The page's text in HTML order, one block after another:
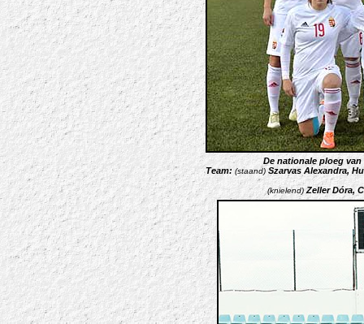
De nationale ploeg
Team: (staand)Szarvas Alexandra,
(knielend)Zeller Dóra,